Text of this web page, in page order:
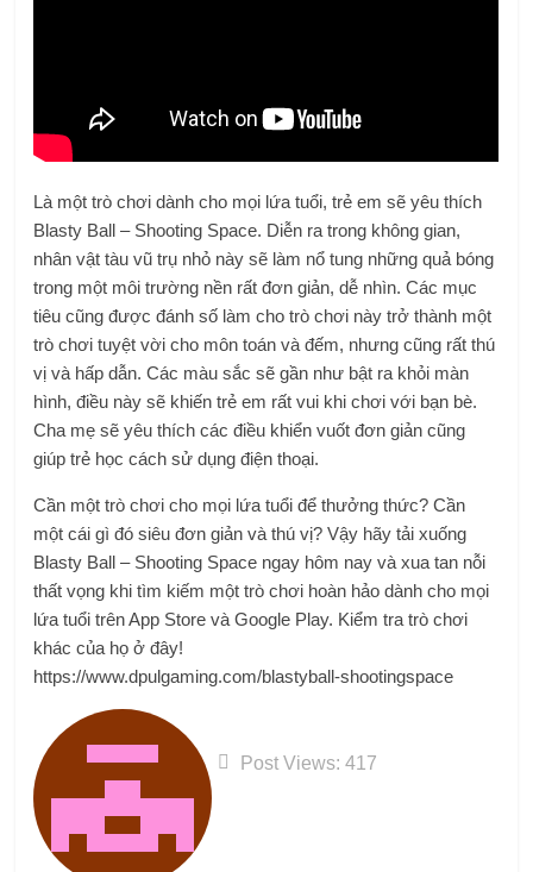
Là một trò chơi dành cho mọi lứa tuổi, trẻ em sẽ yêu thích
Blasty Ball – Shooting Space. Diễn ra trong không gian,
nhân vật tàu vũ trụ nhỏ này sẽ làm nổ tung những quả bóng
trong một môi trường nền rất đơn giản, dễ nhìn. Các mục
tiêu cũng được đánh số làm cho trò chơi này trở thành một
trò chơi tuyệt vời cho môn toán và đếm, nhưng cũng rất thú
vị và hấp dẫn. Các màu sắc sẽ gần như bật ra khỏi màn
hình, điều này sẽ khiến trẻ em rất vui khi chơi với bạn bè.
Cha mẹ sẽ yêu thích các điều khiển vuốt đơn giản cũng
giúp trẻ học cách sử dụng điện thoại.
Cần một trò chơi cho mọi lứa tuổi để thưởng thức? Cần
một cái gì đó siêu đơn giản và thú vị? Vậy hãy tải xuống
Blasty Ball – Shooting Space ngay hôm nay và xua tan nỗi
thất vọng khi tìm kiếm một trò chơi hoàn hảo dành cho mọi
lứa tuổi trên App Store và Google Play. Kiểm tra trò chơi
khác của họ ở đây!
https://www.dpulgaming.com/blastyball-shootingspace
Post Views: 417